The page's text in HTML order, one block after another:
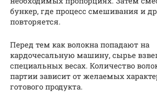
бункер, где процесс смешивания и
повторяется.
Перед тем как волокна попадают на
кардочесальную машину, сырье
специальных весах. Количество
партии зависит от желаемых
готового продукта.